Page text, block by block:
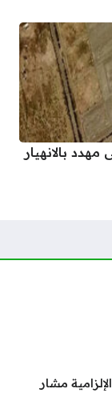
1447.. بدء إخلاء 129 مبنى مهدد بالانهيار
مشار